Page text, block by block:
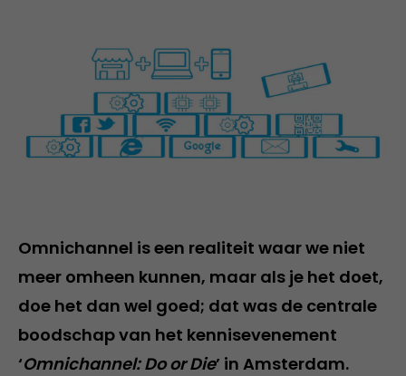
Omnichannel is een realiteit waar we niet
meer omheen kunnen, maar als je het doet,
doe het dan wel goed; dat was de centrale
boodschap van het kennisevenement
‘Omnichannel: Do or Die’ in Amsterdam.